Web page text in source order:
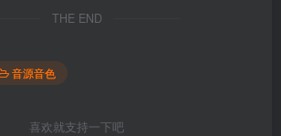
THE END
音源音色
喜欢就支持一下吧